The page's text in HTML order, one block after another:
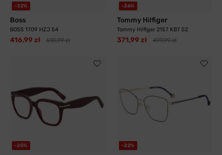
-32%
Boss
BOSS 1709 HZJ 54
416,99 zł 610,99 zł
-26%
Tommy Hilfiger
Tommy Hilfiger 2157 KB7 52
371,99 zł 499,99 zł
-25% -22%